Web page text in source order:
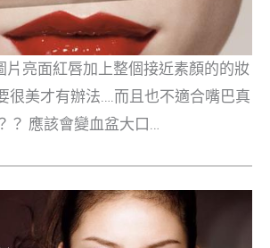
片亮面紅唇加上整個接近素顏的的妝
很美才有辦法….而且也不適合嘴巴真
？ 應該會變血盆大口…